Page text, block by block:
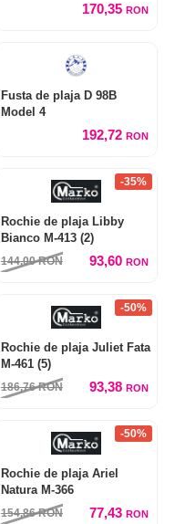
170,35 RON
Fusta de plaja D 98B
Model 4
192,72 RON
-35%
Rochie de plaja Libby
Bianco M-413 (2)
144,00RON 93,60 RON
-50%
Rochie de plaja Juliet Fata
M-461 (5)
186,76RON 93,38 RON
-50%
Rochie de plaja Ariel
Natura M-366
154,86RON 77,43 RON